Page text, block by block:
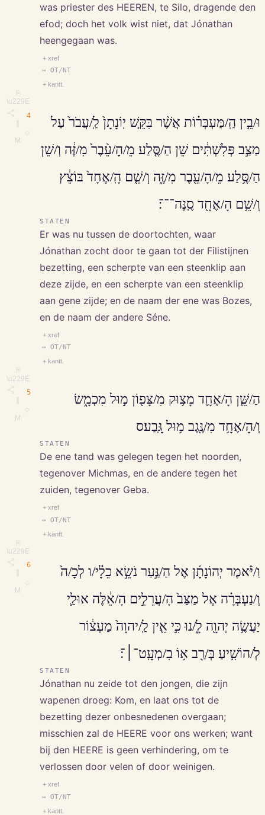
⎘
\u229E
M
was priester des HEEREN, te Silo, dragende den
efod; doch het volk wist niet, dat Jónathan
heengegaan was.
+ xref
↔ OT/NT
+ kantt.
4
⎘
\u229E
M
וּ/בֵ֣ין הַֽ/מַּעְבְּר֗וֹת אֲשֶׁ֨ר בִּקֵּ֤שׁ יֽוֹנָתָן֙ לַֽ/עֲבֹר֙ עַל
מַצַּ֣ב פְּלִשְׁתִּ֔ים שֵׁן הַ/סֶּ֤לַע מֵ/הָ/עֵ֨בֶר֙ מִ/זֶּ֔ה וְ/שֵׁן
הַ/סֶּ֥לַע מֵ/הָ/עֵ֖בֶר מִ/זֶּ֑ה וְ/שֵׁ֤ם הָֽ/אֶחָד֙ בּוֹצֵ֔ץ
וְ/שֵׁ֥ם הָ/אֶחָ֖ד סֶֽנֶּה־־־׃
STATEN
Er was nu tussen de doortochten, waar
Jónathan zocht door te gaan tot der Filistijnen
bezetting, een scherpte van een steenklip aan
deze zijde, en een scherpte van een steenklip
aan gene zijde; en de naam der ene was Bozes,
en de naam der andere Séne.
+ xref
↔ OT/NT
+ kantt.
5
⎘
\u229E
M
הַ/שֵּׁ֧ן הָ/אֶחָ֛ד מָצ֥וּק מִ/צָּפ֖וֹן מ֣וּל מִכְמָ֑שׂ
וְ/הָ/אֶחָ֥ד מִ/נֶּ֖גֶב מ֥וּל גָּֽבַע׃ס
STATEN
De ene tand was gelegen tegen het noorden,
tegenover Michmas, en de andere tegen het
zuiden, tegenover Geba.
+ xref
↔ OT/NT
+ kantt.
6
וַ/יֹּ֨אמֶר יְהוֹנָתָ֜ן אֶל הַ/נַּ֣עַר נֹשֵׂ֣א כֵלָ֗י/ו לְכָ/ה֙
וְ/נַעְבְּרָ֗ה אֶל מַצַּב֙ הָ/עֲרֵלִ֣ים הָ/אֵ֔לֶּה אוּלַ֛י
יַעֲשֶׂ֥ה יְהוָ֖ה לָ֑/נוּ כִּ֣י אֵ֤ין לַֽ/יהוָה֙ מַעְצ֔וֹר
לְ/הוֹשִׁ֥יעַ בְּ/רַ֖ב א֥וֹ בִ/מְעָֽט־׀־׃
STATEN
Jónathan nu zeide tot den jongen, die zijn
wapenen droeg: Kom, en laat ons tot de
bezetting dezer onbesnedenen overgaan;
misschien zal de HEERE voor ons werken; want
bij den HEERE is geen verhindering, om te
verlossen door velen of door weinigen.
+ xref
↔ OT/NT
+ kantt.